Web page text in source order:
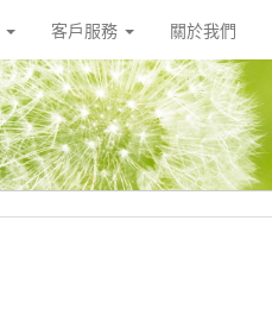
客戶服務 關於我們